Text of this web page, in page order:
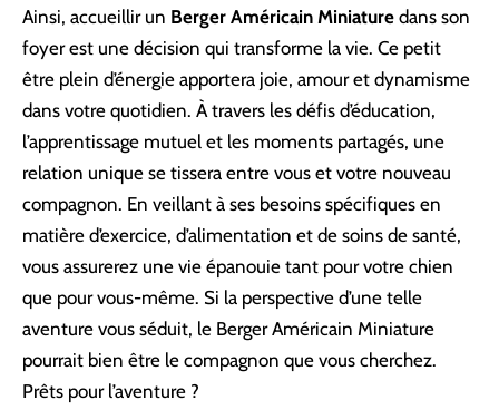
Ainsi, accueillir un Berger Américain Miniature dans son
foyer est une décision qui transforme la vie. Ce petit
être plein d’énergie apportera joie, amour et dynamisme
dans votre quotidien. À travers les défis d’éducation,
l’apprentissage mutuel et les moments partagés, une
relation unique se tissera entre vous et votre nouveau
compagnon. En veillant à ses besoins spécifiques en
matière d’exercice, d’alimentation et de soins de santé,
vous assurerez une vie épanouie tant pour votre chien
que pour vous-même. Si la perspective d’une telle
aventure vous séduit, le Berger Américain Miniature
pourrait bien être le compagnon que vous cherchez.
Prêts pour l’aventure ?